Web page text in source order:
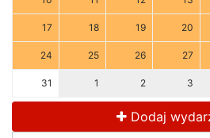
17 18 19 20
24 25 26 27
31 1 2 3
Dodaj